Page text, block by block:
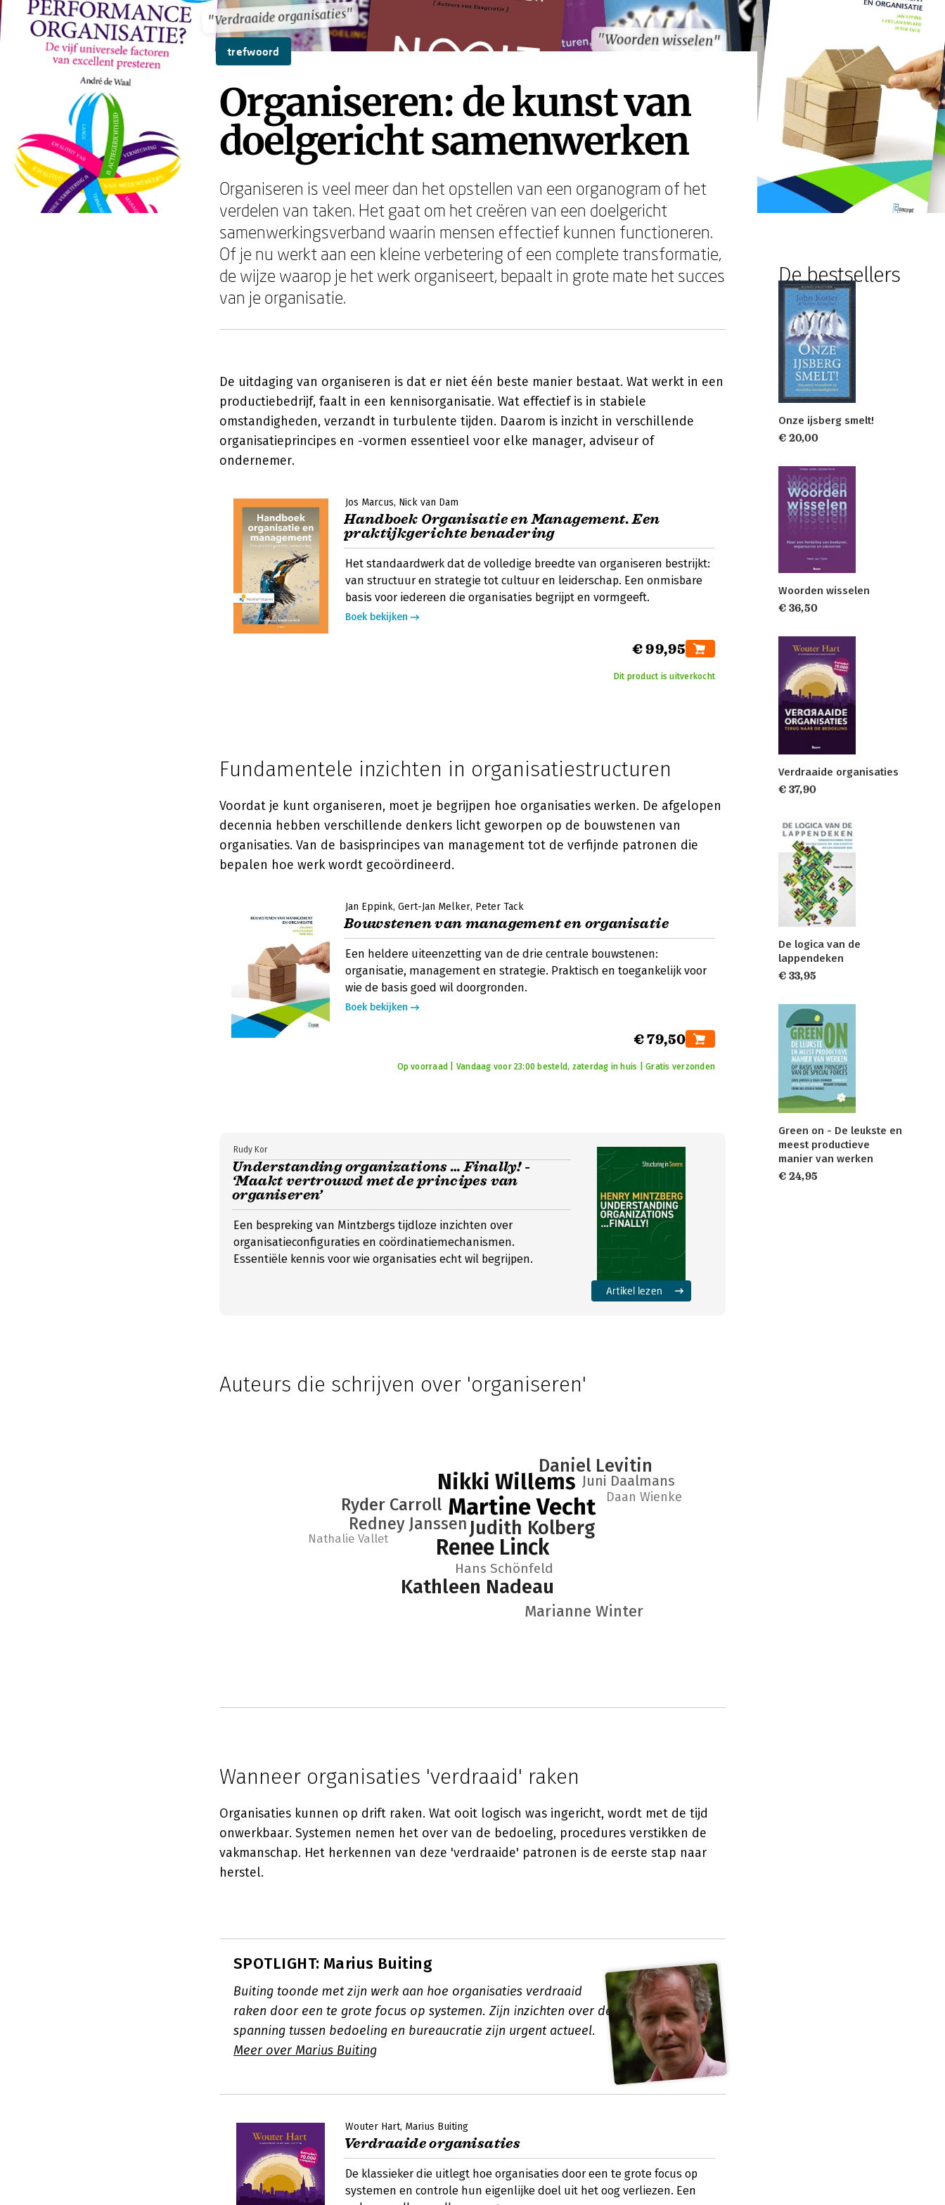
"Verdraaide organisaties"
"Woorden wisselen"
"Verdraaide organisaties"
"Woorden wisselen"
trefwoord
Organiseren: de kunst van
doelgericht samenwerken
Organiseren is veel meer dan het opstellen van een organogram of het
verdelen van taken. Het gaat om het creëren van een doelgericht
samenwerkingsverband waarin mensen effectief kunnen functioneren.
Of je nu werkt aan een kleine verbetering of een complete transformatie,
de wijze waarop je het werk organiseert, bepaalt in grote mate het succes
van je organisatie.
De uitdaging van organiseren is dat er niet één beste manier bestaat. Wat werkt in een
productiebedrijf, faalt in een kennisorganisatie. Wat effectief is in stabiele
omstandigheden, verzandt in turbulente tijden. Daarom is inzicht in verschillende
organisatieprincipes en -vormen essentieel voor elke manager, adviseur of
ondernemer.
Jos Marcus Nick van Dam
Handboek Organisatie en Management. Een
praktijkgerichte benadering
Het standaardwerk dat de volledige breedte van organiseren bestrijkt:
van structuur en strategie tot cultuur en leiderschap. Een onmisbare
basis voor iedereen die organisaties begrijpt en vormgeeft.
Boek bekijken
€ 99,95
Dit product is uitverkocht
Fundamentele inzichten in organisatiestructuren
Voordat je kunt organiseren, moet je begrijpen hoe organisaties werken. De afgelopen
decennia hebben verschillende denkers licht geworpen op de bouwstenen van
organisaties. Van de basisprincipes van management tot de verfijnde patronen die
bepalen hoe werk wordt gecoördineerd.
Jan Eppink Gert-Jan Melker Peter Tack
Bouwstenen van management en organisatie
Een heldere uiteenzetting van de drie centrale bouwstenen:
organisatie, management en strategie. Praktisch en toegankelijk voor
wie de basis goed wil doorgronden.
Boek bekijken
€ 79,50
Op voorraad | Vandaag voor 23:00 besteld, zaterdag in huis | Gratis verzonden
Understanding organizations … Finally! -
‘Maakt vertrouwd met de principes van
organiseren’
Rudy Kor
Een bespreking van Mintzbergs tijdloze inzichten over
organisatieconfiguraties en coördinatiemechanismen.
Essentiële kennis voor wie organisaties echt wil begrijpen.
Artikel lezen
Auteurs die schrijven over 'organiseren'
Martine Vecht
Nikki Willems
Renee Linck
Kathleen Nadeau
Judith Kolberg
Daniel Levitin
Ryder Carroll
Redney Janssen
Marianne Winter
Juni Daalmans
Hans Schönfeld
Daan Wienke
Nathalie Vallet
Wanneer organisaties 'verdraaid' raken
Organisaties kunnen op drift raken. Wat ooit logisch was ingericht, wordt met de tijd
onwerkbaar. Systemen nemen het over van de bedoeling, procedures verstikken de
vakmanschap. Het herkennen van deze 'verdraaide' patronen is de eerste stap naar
herstel.
SPOTLIGHT: Marius Buiting
Buiting toonde met zijn werk aan hoe organisaties verdraaid
raken door een te grote focus op systemen. Zijn inzichten over de
spanning tussen bedoeling en bureaucratie zijn urgent actueel.
Meer over Marius Buiting
Wouter Hart Marius Buiting
Verdraaide organisaties
De klassieker die uitlegt hoe organisaties door een te grote focus op
systemen en controle hun eigenlijke doel uit het oog verliezen. Een
De bestsellers
Onze ijsberg smelt!
€ 20,00
Woorden wisselen
€ 36,50
Verdraaide organisaties
€ 37,90
De logica van de
lappendeken
€ 33,95
Green on - De leukste en
meest productieve
manier van werken
€ 24,95